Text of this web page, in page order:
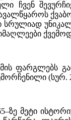
ჩვენ
ფარგლებს
(სურ.
მეტი